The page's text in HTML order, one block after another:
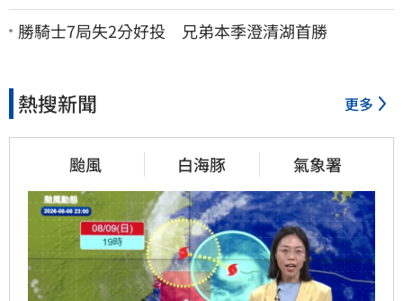
勝騎士7局失2分好投 兄弟本季澄清湖首勝
熱搜新聞 更多
颱風 白海豚 氣象署